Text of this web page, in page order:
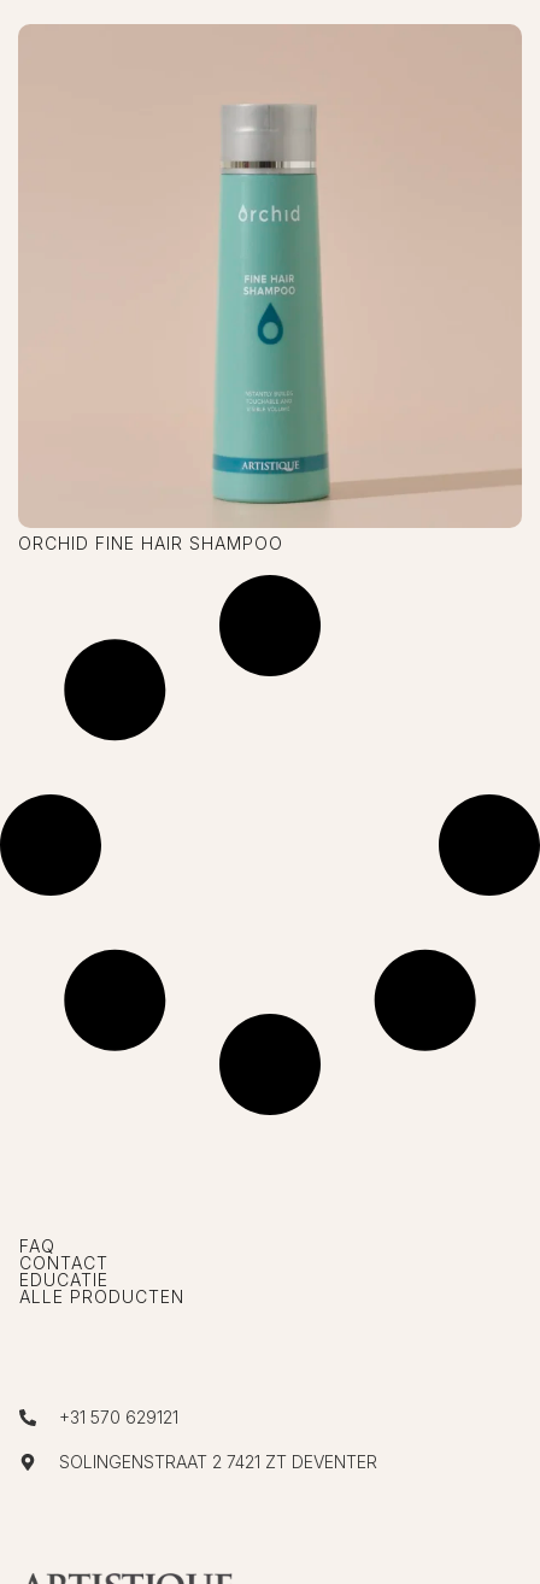
ORCHID FINE HAIR SHAMPOO
FAQ
CONTACT
EDUCATIE
ALLE PRODUCTEN
+31 570 629121
SOLINGENSTRAAT 2 7421 ZT DEVENTER